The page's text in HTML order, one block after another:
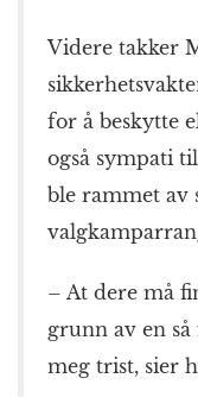
Videre takker
for å beskytte
også sympati
ble rammet av
– At dere må
grunn av en
meg trist, sier